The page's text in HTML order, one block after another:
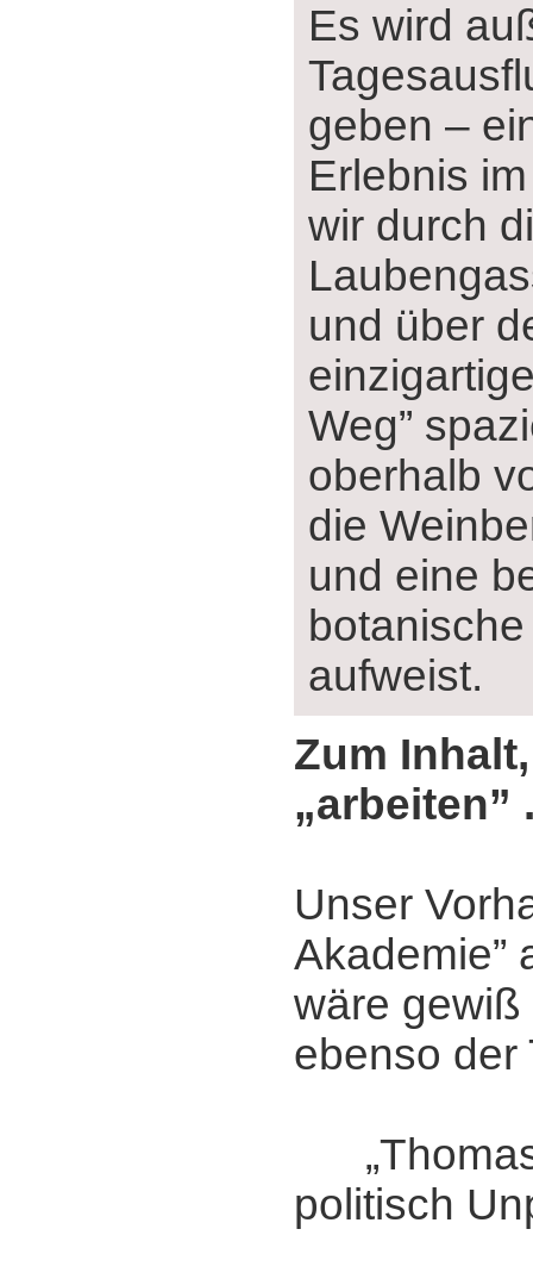
Es wird
geben ‒
Erlebnis
wir durch
und über
Weg”
oberhalb
die
und eine
aufweist.
Zum
„arbeiten”
Unser
Akademie”
wäre
ebenso der
politisch